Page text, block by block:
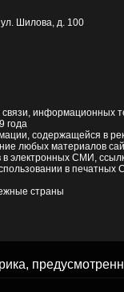
ул. Шилова, д. 100
информационных
года
содержащейся в
любых материалов
электронных СМИ,
в
страны